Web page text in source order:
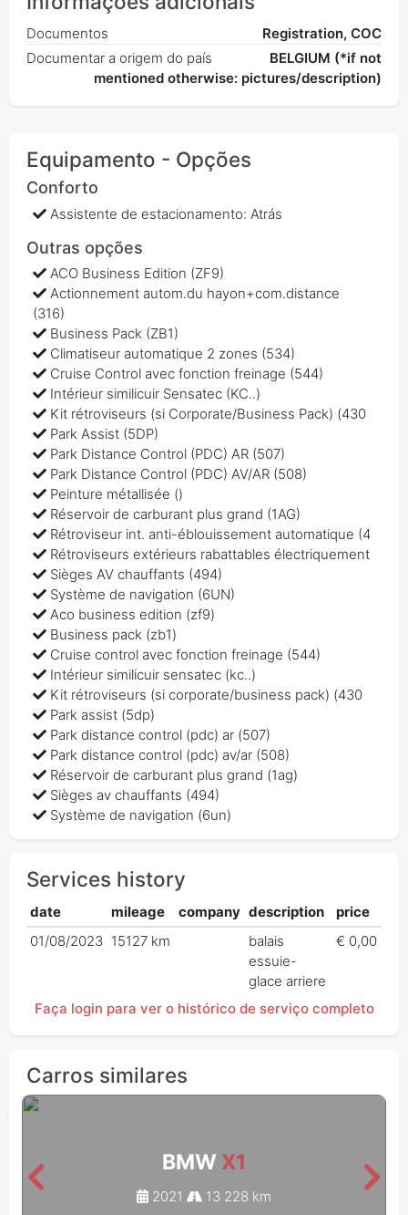
Documentos
Registration, COC
Documentar a origem do país
BELGIUM (*if not
mentioned otherwise: pictures/description)
Equipamento - Opções
Conforto
Assistente de estacionamento: Atrás
Outras opções
ACO Business Edition (ZF9)
Actionnement autom.du hayon+com.distance
(316)
Business Pack (ZB1)
Climatiseur automatique 2 zones (534)
Cruise Control avec fonction freinage (544)
Intérieur similicuir Sensatec (KC..)
Kit rétroviseurs (si Corporate/Business Pack) (430
Park Assist (5DP)
Park Distance Control (PDC) AR (507)
Park Distance Control (PDC) AV/AR (508)
Peinture métallisée ()
Réservoir de carburant plus grand (1AG)
Rétroviseur int. anti-éblouissement automatique (4
Rétroviseurs extérieurs rabattables électriquement
Sièges AV chauffants (494)
Système de navigation (6UN)
Aco business edition (zf9)
Business pack (zb1)
Cruise control avec fonction freinage (544)
Intérieur similicuir sensatec (kc..)
Kit rétroviseurs (si corporate/business pack) (430
Park assist (5dp)
Park distance control (pdc) ar (507)
Park distance control (pdc) av/ar (508)
Réservoir de carburant plus grand (1ag)
Sièges av chauffants (494)
Système de navigation (6un)
Services history
date mileage company description
price
01/08/2023 15127 km
balais
essuie-
glace arriere
€ 0,00
Faça login para ver o histórico de serviço completo
Carros similares
BMW X1
2021 13 228 km